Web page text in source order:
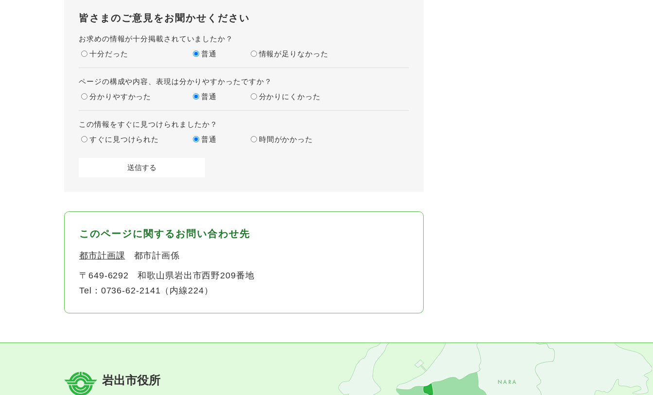
皆さまのご意見をお聞かせください
お求めの情報が十分掲載されていましたか？
十分だった
普通 情報が足りなかった
ページの構成や内容、表現は分かりやすかったですか？
分かりやすかった
普通 分かりにくかった
この情報をすぐに見つけられましたか？
すぐに見つけられた
普通 時間がかかった
このページに関するお問い合わせ先
都市計画課 都市計画係
〒649-6292
和歌山県岩出市西野209番地
Tel：0736-62-2141（内線224）
岩出市役所